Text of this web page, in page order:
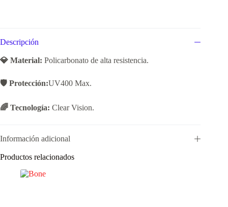
Descripción
💎 Material: Policarbonato de alta resistencia.
🛡️ Protección:UV400 Max.
🌈 Tecnología: Clear Vision.
Información adicional
Productos relacionados